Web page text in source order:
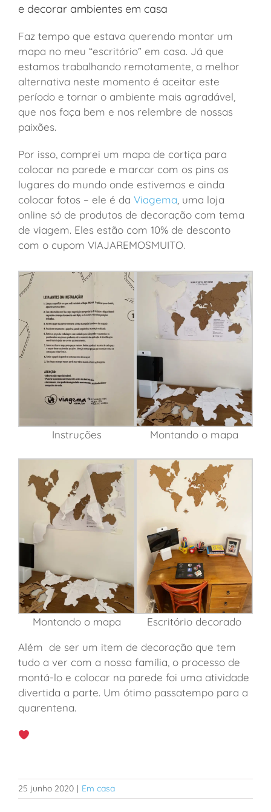
e decorar ambientes em casa
Faz tempo que estava querendo montar um
mapa no meu “escritório” em casa. Já que
estamos trabalhando remotamente, a melhor
alternativa neste momento é aceitar este
período e tornar o ambiente mais agradável,
que nos faça bem e nos relembre de nossas
paixões.
Por isso, comprei um mapa de cortiça para
colocar na parede e marcar com os pins os
lugares do mundo onde estivemos e ainda
colocar fotos – ele é da Viagema, uma loja
online só de produtos de decoração com tema
de viagem. Eles estão com 10% de desconto
com o cupom VIAJAREMOSMUITO.
Instruções Montando o mapa
Montando o mapa
Escritório decorado
Além de ser um item de decoração que tem
tudo a ver com a nossa família, o processo de
montá-lo e colocar na parede foi uma atividade
divertida a parte. Um ótimo passatempo para a
quarentena.
25 junho 2020 | Em casa